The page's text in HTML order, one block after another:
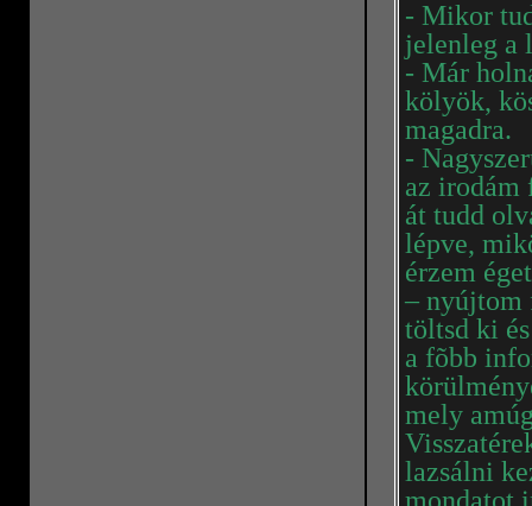
- Mikor
jelenleg a
- Már
kölyök,
magadra.
-
az irodám
át tudd
lépve,
érzem
– nyújtom
töltsd ki
a fõbb
mely
lazsálni